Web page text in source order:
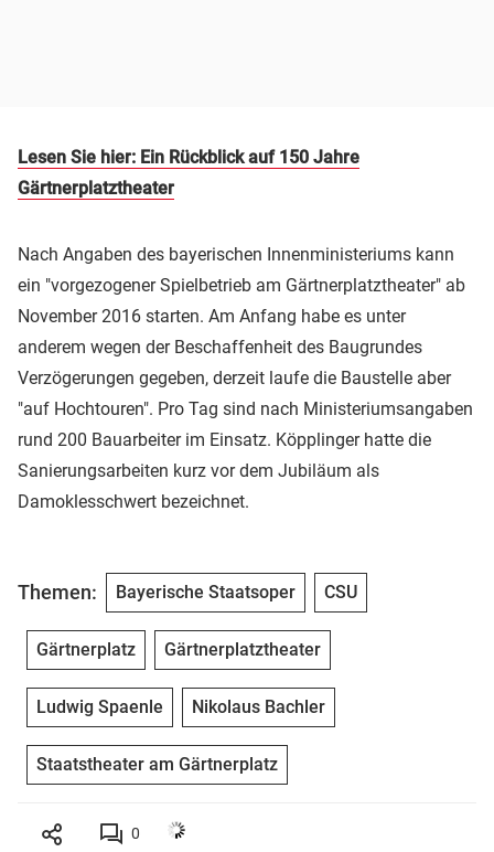
Lesen Sie hier: Ein Rückblick auf 150 Jahre
Gärtnerplatztheater
Nach Angaben des bayerischen Innenministeriums kann
ein "vorgezogener Spielbetrieb am Gärtnerplatztheater" ab
November 2016 starten. Am Anfang habe es unter
anderem wegen der Beschaffenheit des Baugrundes
Verzögerungen gegeben, derzeit laufe die Baustelle aber
"auf Hochtouren". Pro Tag sind nach Ministeriumsangaben
rund 200 Bauarbeiter im Einsatz. Köpplinger hatte die
Sanierungsarbeiten kurz vor dem Jubiläum als
Damoklesschwert bezeichnet.
Themen: Bayerische Staatsoper CSU
Gärtnerplatz Gärtnerplatztheater
Ludwig Spaenle Nikolaus Bachler
Staatstheater am Gärtnerplatz
0